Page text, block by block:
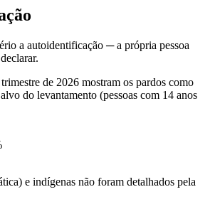
a autoidentificação ─ a própria pessoa
de 2026 mostram os pardos como
do levantamento (pessoas com 14 anos
e indígenas não foram detalhados pela